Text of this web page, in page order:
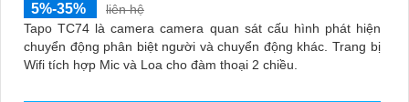
5%-35%
liên hệ
Tapo TC74 là camera camera quan sát cấu hình phát hiện
chuyển động phân biệt người và chuyển động khác. Trang bị
Wifi tích hợp Mic và Loa cho đàm thoại 2 chiều.